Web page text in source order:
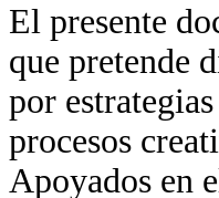
El presente
que pretende
por
procesos
Apoyados en